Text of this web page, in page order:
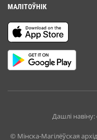
МАЛІТОЎНІК
Дашлі навіну:
© Мiнска-Магiлёўская